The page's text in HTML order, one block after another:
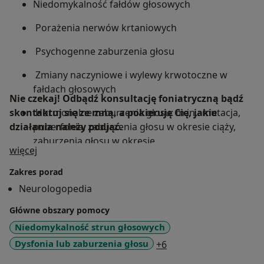
Niedomykalność fałdów głosowych
Porażenia nerwów krtaniowych
Psychogenne zaburzenia głosu
Zmiany naczyniowe i wylewy krwotoczne w
fałdach głosowych
Hormonalne zaburzenia głosu: m.in.: mutacja,
puberfonia, zaburzenia głosu w okresie ciąży,
zaburzenia głosu w okresie
okołomenopauzalnym, starzenie się głosu
Zaburzenia płynności mowy
Nie czekaj! Odbądź konsultację foniatryczną bądź
skontaktuj się ze mną, a pokieruję Cię, jakie
działania należy podjąć.
więcej
Zakres porad
Neurologopedia
Główne obszary pomocy
Niedomykalność strun głosowych
Dysfonia lub zaburzenia głosu
+6